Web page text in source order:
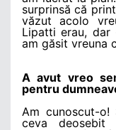
surprinsă că
văzut acolo
Lipatti erau,
am găsit vreuna
A avut vreo
pentru
Am cunoscut-o!
ceva